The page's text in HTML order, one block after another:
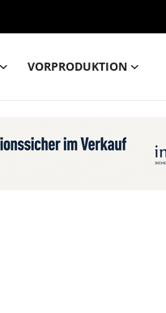
VORPRODUKTION